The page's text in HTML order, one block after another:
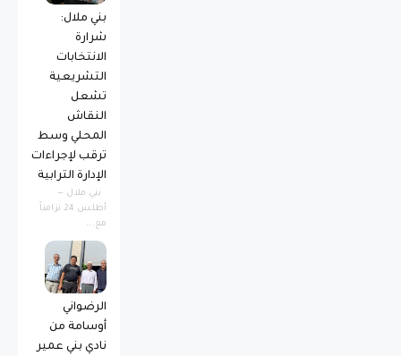
بني ملال:
شرارة
الانتخابات
التشريعية
تشعل
النقاش
المحلي وسط
ترقب لإجراءات
الإدارة الترابية
بني ملال —
أطلس 24 تزامناً
مع...
الرضواني
أوسامة من
نادي بني عمير